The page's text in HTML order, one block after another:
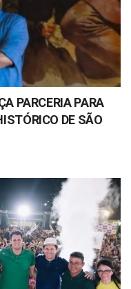
PARCERIA PARA
DE SÃO